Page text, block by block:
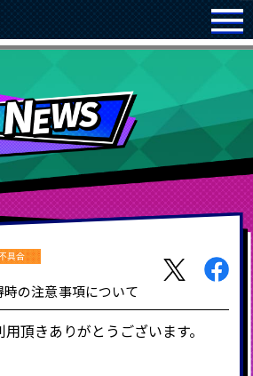
具合
の注意事項について
用頂きありがとうございます。